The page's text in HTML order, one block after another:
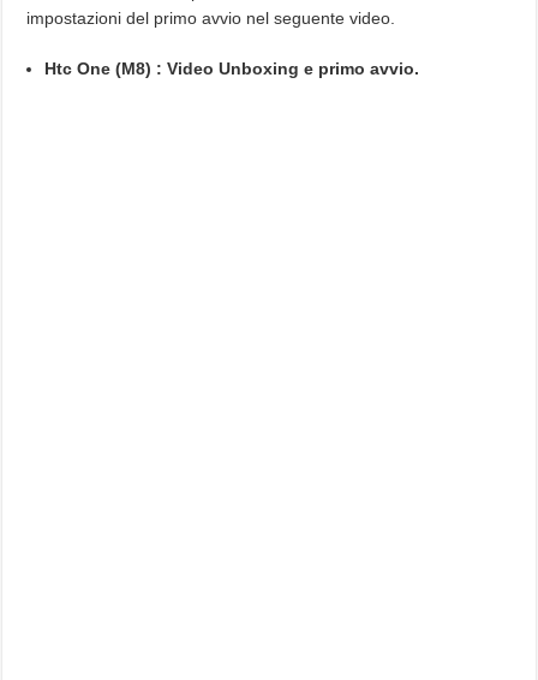
impostazioni del primo avvio nel seguente video.
Htc One (M8) : Video Unboxing e primo avvio.